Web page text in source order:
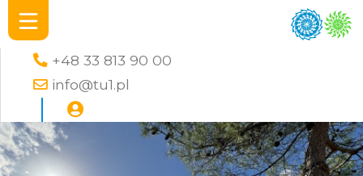
+48 33 813 90 00
info@tu1.pl